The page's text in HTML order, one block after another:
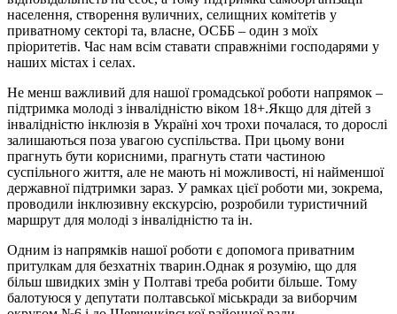
населення, створення вуличних, селищних комітетів у
приватному секторі та, власне, ОСББ – один з моїх
пріоритетів. Час нам всім ставати справжніми господарями у
наших містах і селах.
Не менш важливий для нашої громадської роботи напрямок –
підтримка молоді з інвалідністю віком 18+.Якщо для дітей з
інвалідністю інклюзія в Україні хоч трохи почалася, то дорослі
залишаються поза увагою суспільства. При цьому вони
прагнуть бути корисними, прагнуть стати частиною
суспільного життя, але не мають ні можливості, ні найменшої
державної підтримки зараз. У рамках цієї роботи ми, зокрема,
проводили інклюзивну екскурсію, розробили туристичний
маршрут для молоді з інвалідністю та ін.
Одним із напрямків нашої роботи є допомога приватним
притулкам для безхатніх тварин.Однак я розумію, що для
більш швидких змін у Полтаві треба робити більше. Тому
балотуюся у депутати полтавської міськради за виборчим